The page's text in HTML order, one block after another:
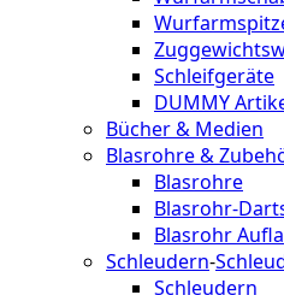
Schleifgeräte
DUMMY
Bücher & Medien
Blasrohre &
Blasrohre
Blasrohr-
Blasrohr
Schleudern-
Schleudern